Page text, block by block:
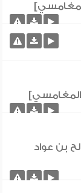
المغامسي]
بن عواد